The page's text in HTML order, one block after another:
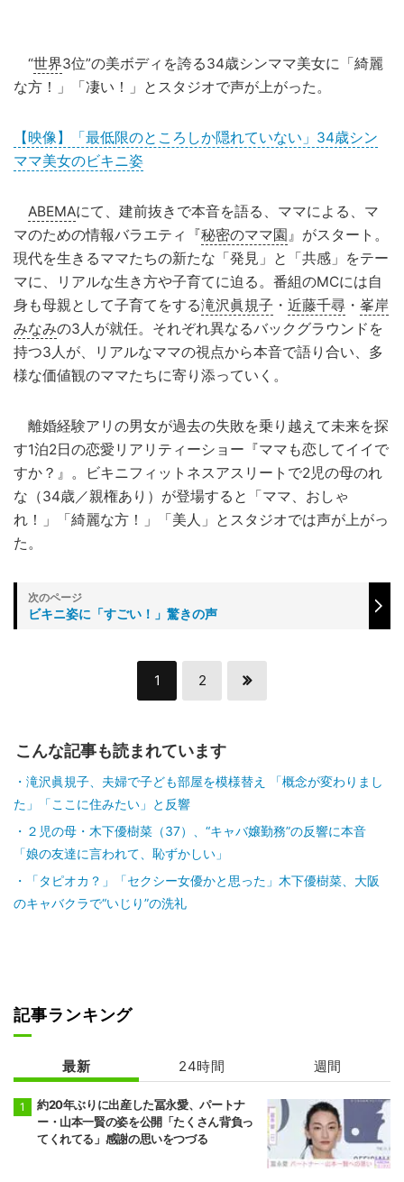
“世界3位”の美ボディを誇る34歳シンママ美女に「綺麗
な方！」「凄い！」とスタジオで声が上がった。
【映像】「最低限のところしか隠れていない」34歳シン
ママ美女のビキニ姿
ABEMAにて、建前抜きで本音を語る、ママによる、マ
マのための情報バラエティ『秘密のママ園』がスタート。
現代を生きるママたちの新たな「発見」と「共感」をテー
マに、リアルな生き方や子育てに迫る。番組のMCには自
身も母親として子育てをする滝沢眞規子 ・ 近藤千尋 ・ 峯岸
みなみの3人が就任。それぞれ異なるバックグラウンドを
持つ3人が、リアルなママの視点から本音で語り合い、多
様な価値観のママたちに寄り添っていく。
離婚経験アリの男女が過去の失敗を乗り越えて未来を探
す1泊2日の恋愛リアリティーショー『ママも恋してイイで
すか？』。ビキニフィットネスアスリートで2児の母のれ
な（34歳／親権あり）が登場すると「ママ、おしゃ
れ！」「綺麗な方！」「美人」とスタジオでは声が上がっ
た。
ビキニ姿に「すごい！」驚きの声
1 2
こんな記事も読まれています
滝沢眞規子、夫婦で子ども部屋を模様替え 「概念が変わりまし
た」「ここに住みたい」と反響
２児の母・木下優樹菜（37）、“キャバ嬢勤務”の反響に本音
「娘の友達に言われて、恥ずかしい」
「タピオカ？」「セクシー女優かと思った」木下優樹菜、大阪
のキャバクラで“いじり”の洗礼
記事ランキング
最新 24時間 週間
約20年ぶりに出産した冨永愛、パートナ
ー・山本一賢の姿を公開「たくさん背負っ
てくれてる」感謝の思いをつづる